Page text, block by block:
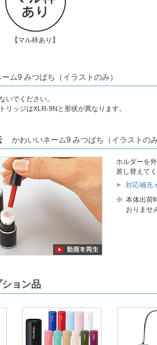
【マル枠あり】
ム9 みつばち（イラストのみ）
いでください。
リッジはXLR-9Nと形状が異なります。
かわいいネーム9 みつばち（イラストのみ
ホルダーを
差し替えてく
対応補充
本体出荷
おりませ
ョン品